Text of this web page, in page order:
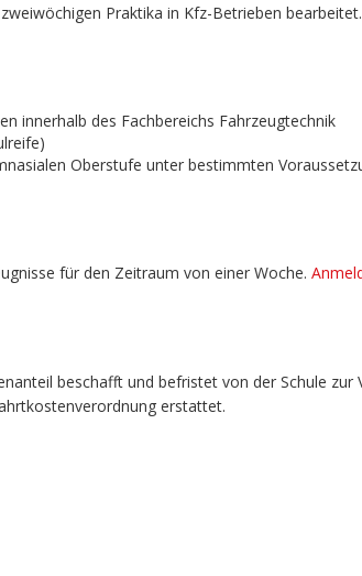
Praktika in Kfz-Betrieben bearbeitet.
innerhalb des Fachbereichs Fahrzeugtechnik
Oberstufe unter bestimmten
für den Zeitraum von einer Woche.
beschafft und befristet von der Schule zur
erstattet.